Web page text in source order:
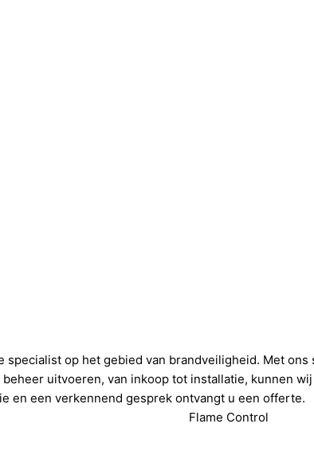
specialist op het gebied van brandveiligheid. Met
uitvoeren, van inkoop tot installatie, kunnen
en een verkennend gesprek ontvangt u een offerte.